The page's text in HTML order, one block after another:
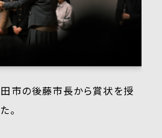
市の後藤市長から賞状を授
。